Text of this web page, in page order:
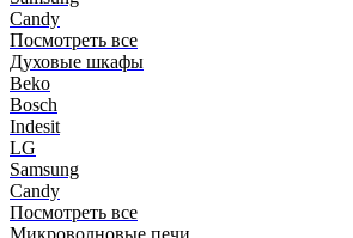
Candy
Посмотреть все
Духовые шкафы
Beko
Bosch
Indesit
LG
Samsung
Candy
Посмотреть все
Микроволновые печи